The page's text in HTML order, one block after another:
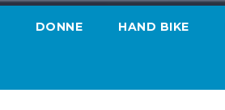
DONNE HAND BIKE